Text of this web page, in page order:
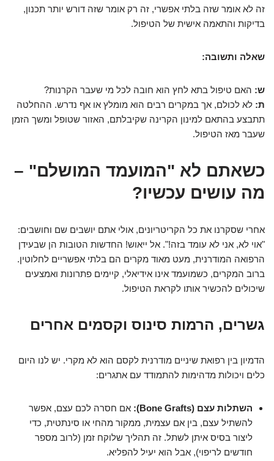
זה לא אומר שזה בלתי אפשרי, זה רק אומר שזה דורש יותר תכנון,
בדיקות והתאמה אישית של הטיפול.
שאלה ותשובה:
ש: האם טיפול בתא לחץ הוא חובה לכל מי שעבר הקרנות?
ת: לא לכולם, אך במקרים רבים הוא מומלץ או אף נדרש. ההחלטה
תתבצע בהתאם למינון הקרינה שקיבלתם, האזור שטופל ומשך הזמן
שעבר מאז הטיפול.
כשאתם לא "המועמד המושלם" –
מה עושים עכשיו?
אחרי שסקרנו את כל הקריטריונים, אולי אתם יושבים שם וחושבים:
"אוי לא, אני לא עומד בזה!". אל ייאוש! החדשות הטובות הן שבעידן
הרפואה המודרנית, מעט מאוד מקרים הם בלתי אפשריים לחלוטין.
ברוב המקרים, כשמועמד אינו אידיאלי, קיימים פתרונות ואמצעים
שיכולים להכשיר אותו לקראת הטיפול.
גשרים, הרמות סינוס וקסמים אחרים
הדמיון בין רפואת שיניים מודרנית לקסם הוא לא מקרי. יש לנו היום
כלים ויכולות מדהימות להתמודד עם אתגרים:
השתלות עצם (Bone Grafts):
אם חסרה לכם עצם, אפשר
להשתיל עצם, בין אם עצמית, ממקור מהחי או סינתטית, כדי
ליצור בסיס איתן לשתל. זה תהליך שלוקח זמן (לרוב מספר
חודשים לריפוי), אבל הוא יעיל להפליא.